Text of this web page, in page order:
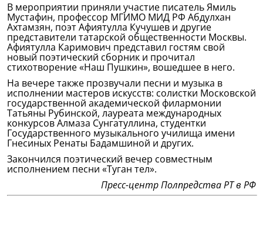
В мероприятии приняли участие писатель Ямиль
Мустафин, профессор МГИМО МИД РФ Абдулхан
Ахтамзян, поэт Афиятулла Кучушев и другие
представители татарской общественности Москвы.
Афиятулла Каримович представил гостям свой
новый поэтический сборник и прочитал
стихотворение «Наш Пушкин», вошедшее в него.
На вечере также прозвучали песни и музыка в
исполнении мастеров искусств: солистки Московской
государственной академической филармонии
Татьяны Рубинской, лауреата международных
конкурсов Алмаза Сунгатуллина, студентки
Государственного музыкального училища имени
Гнесиных Ренаты Бадамшиной и других.
Закончился поэтический вечер совместным
исполнением песни «Туган тел».
Пресс-центр Полпредства РТ в РФ